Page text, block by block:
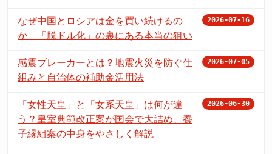
なぜ中国とロシアは金を買い続けるの
か 「脱ドル化」の裏にある本当の狙い
2026-07-16
感震ブレーカーとは？地震火災を防ぐ仕
組みと自治体の補助金活用法
2026-07-05
「女性天皇」と「女系天皇」は何が違
う？皇室典範改正案が国会で大詰め、養
子縁組案の中身をやさしく解説
2026-06-30